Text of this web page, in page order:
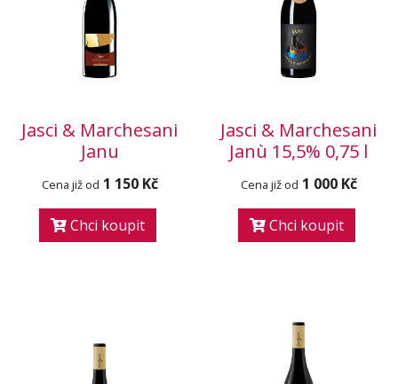
Jasci & Marchesani
Janu
Cena již od 1 150 Kč
Chci koupit
Jasci & Marchesani
Janù 15,5% 0,75 l
Cena již od 1 000 Kč
Chci koupit